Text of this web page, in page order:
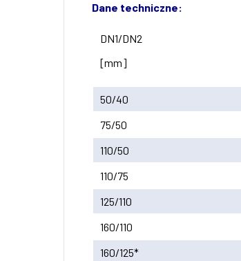
Dane techniczne:
DN1/DN2
[mm]
50/40
75/50
110/50
110/75
125/110
160/110
160/125*